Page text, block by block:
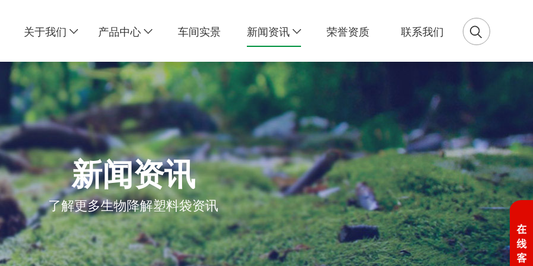
关于我们 产品中心 车间实景 新闻资讯 荣誉资质 联系我们
新闻资讯
了解更多生物降解塑料袋资讯